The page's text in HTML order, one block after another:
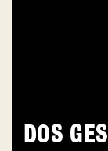
DOS